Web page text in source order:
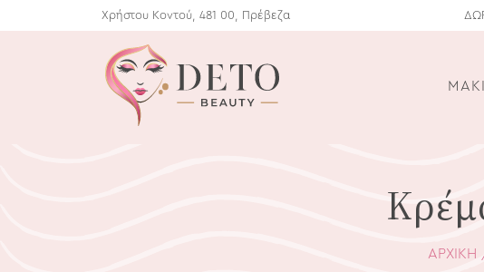
Χρήστου Κοντού, 481 00, Πρέβεζα
ΑΡΧΙΚΗ